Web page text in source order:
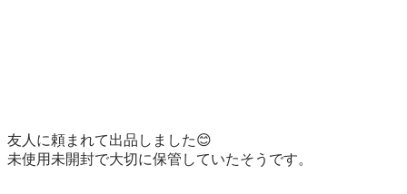
友人に頼まれて出品しました😊
未使用未開封で大切に保管していたそうです。